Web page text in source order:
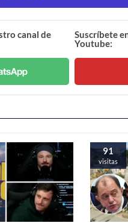
canal de
Suscríbete
Youtube:
91
visitas